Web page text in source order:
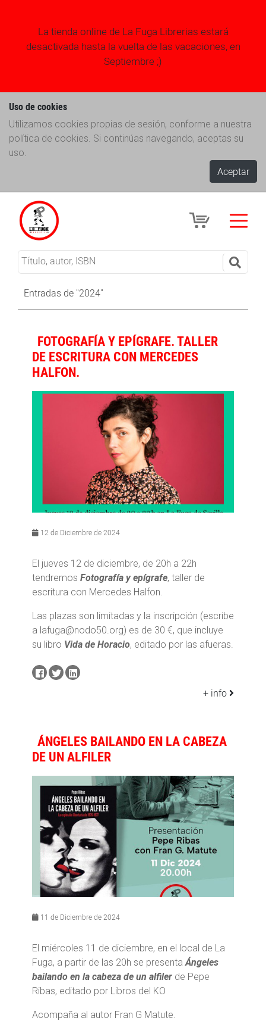
La tienda online de La Fuga Librerias estará
desactivada hasta la vuelta de las vacaciones, en
Septiembre ;)
Uso de cookies
Utilizamos cookies propias de sesión, conforme a nuestra
política de cookies. Si continúas navegando, aceptas su
uso.
Aceptar
Entradas de "2024"
FOTOGRAFÍA Y EPÍGRAFE. TALLER
DE ESCRITURA CON MERCEDES
HALFON.
12 de Diciembre de 2024
El jueves 12 de diciembre, de 20h a 22h
tendremos Fotografía y epígrafe, taller de
escritura con Mercedes Halfon.
Las plazas son limitadas y la inscripción (escribe
a lafuga@nodo50.org) es de 30 €, que incluye
su libro Vida de Horacio, editado por las afueras.
+ info
ÁNGELES BAILANDO EN LA CABEZA
DE UN ALFILER
11 de Diciembre de 2024
El miércoles 11 de diciembre, en el local de La
Fuga, a partir de las 20h se presentaÁngeles
bailando en la cabeza de un alfiler de Pepe
Ribas, editado por Libros del KO
Acompaña al autor Fran G Matute.